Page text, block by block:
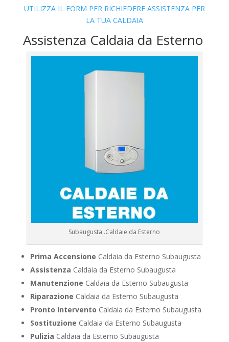
UTILIZZA IL FORM PER RICHIEDERE ASSISTENZA PER
LA TUA CALDAIA
Assistenza Caldaia da Esterno
Subaugusta .Caldaie da Esterno
Prima Accensione Caldaia da Esterno Subaugusta
Assistenza Caldaia da Esterno Subaugusta
Manutenzione Caldaia da Esterno Subaugusta
Riparazione Caldaia da Esterno Subaugusta
Pronto Intervento Caldaia da Esterno Subaugusta
Sostituzione Caldaia da Esterno Subaugusta
Pulizia Caldaia da Esterno Subaugusta